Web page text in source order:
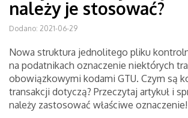
należy je stosować?
Dodano: 2021-06-29
Nowa struktura jednolitego pliku
na podatnikach oznaczenie niektórych
obowiązkowymi kodami GTU. Czym są
transakcji dotyczą? Przeczytaj artykuł i
należy zastosować właściwe oznaczenie!